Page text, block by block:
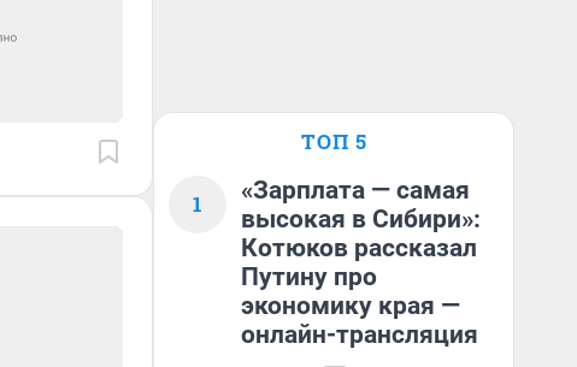
ТОП 5
1
«Зарплата — самая
высокая в Сибири»:
Котюков рассказал
Путину про
экономику края —
онлайн-трансляция